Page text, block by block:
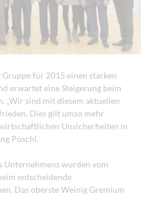
für 2015 einen starken
erwartet eine Steigerung beim
„Wir sind mit diesem aktuellen
Dies gilt umso mehr
Unsicherheiten in
Pöschl.
Unternehmens wurden vom
entscheidende
Das oberste Weinig Gremium